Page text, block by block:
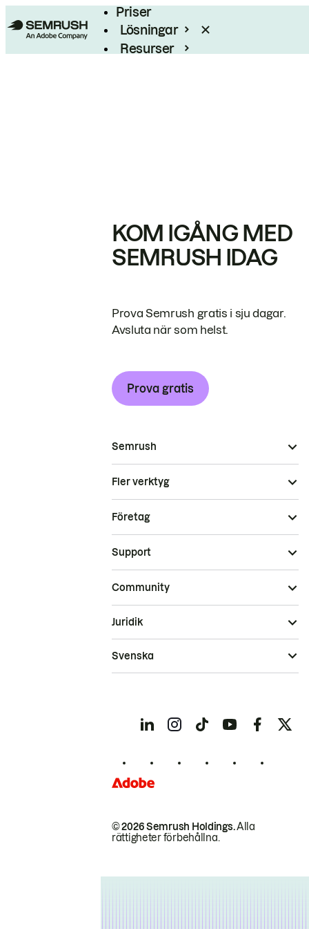
Priser
Lösningar
Resurser
KOM IGÅNG MED
SEMRUSH IDAG
Prova Semrush gratis i sju dagar.
Avsluta när som helst.
Prova gratis
Semrush
Fler verktyg
Företag
Support
Community
© 2026 Semrush Holdings.Alla
rättigheter förbehållna.
Juridik
Svenska